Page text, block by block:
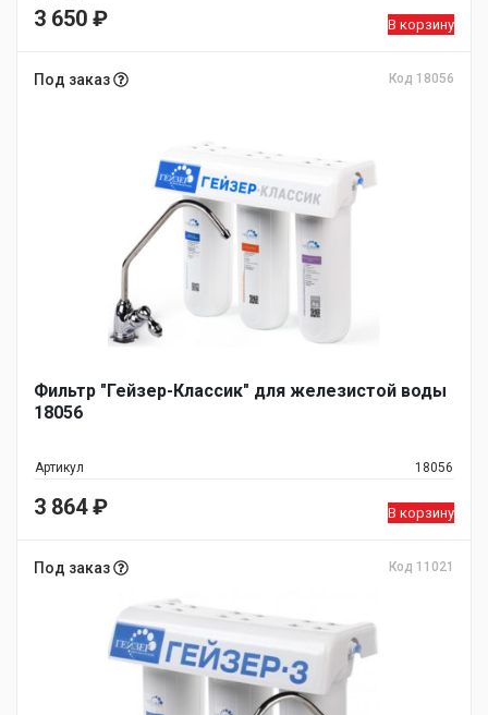
Первоначальная
составляла
3 650 ₽
цена:
В корзину
Под заказ Код 18056
Фильтр "Гейзер-Классик" для железистой воды
18056
Артикул 18056
3 864₽ В корзину
Под заказ Код 11021